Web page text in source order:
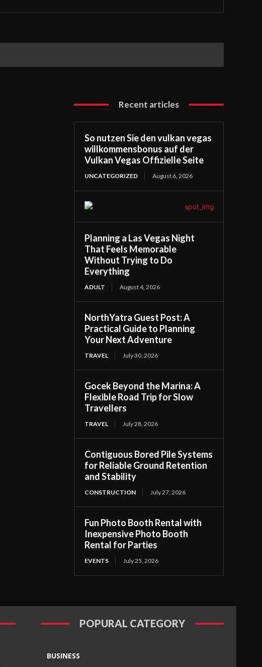
Recent articles
So nutzen Sie den vulkan vegas
willkommensbonus auf der
Vulkan Vegas Offizielle Seite
UNCATEGORIZED August 6, 2026
Planning a Las Vegas Night
That Feels Memorable
Without Trying to Do
Everything
ADULT August 4, 2026
NorthYatra Guest Post: A
Practical Guide to Planning
Your Next Adventure
TRAVEL July 30, 2026
Gocek Beyond the Marina: A
Flexible Road Trip for Slow
Travellers
TRAVEL July 28, 2026
Contiguous Bored Pile Systems
for Reliable Ground Retention
and Stability
CONSTRUCTION July 27, 2026
Fun Photo Booth Rental with
Inexpensive Photo Booth
Rental for Parties
EVENTS July 25, 2026
POPURAL CATEGORY
BUSINESS